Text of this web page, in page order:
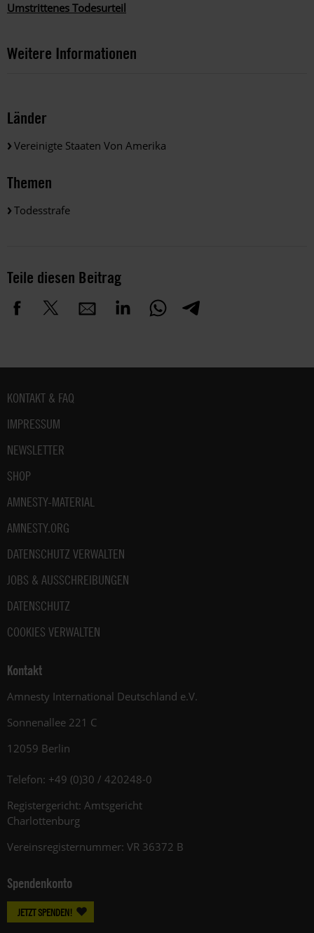
Umstrittenes Todesurteil
Weitere Informationen
Länder
Vereinigte Staaten Von Amerika
Themen
Todesstrafe
Teile diesen Beitrag
Fußbereich
KONTAKT & FAQ
IMPRESSUM
NEWSLETTER
SHOP
AMNESTY-MATERIAL
AMNESTY.ORG
DATENSCHUTZ VERWALTEN
JOBS & AUSSCHREIBUNGEN
DATENSCHUTZ
COOKIES VERWALTEN
Kontakt
Amnesty International Deutschland e.V.
Sonnenallee 221 C
12059 Berlin
Telefon: +49 (0)30 / 420248-0
Registergericht: Amtsgericht
Charlottenburg
Vereinsregisternummer: VR 36372 B
Spendenkonto
JETZT SPENDEN!